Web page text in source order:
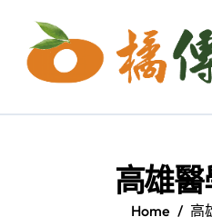
content
高雄
Home 高